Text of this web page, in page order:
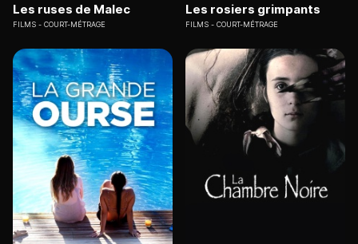
Les ruses de Malec
FILMS COURT-MÉTRAGE
Les rosiers grimpants
FILMS COURT-MÉTRAGE